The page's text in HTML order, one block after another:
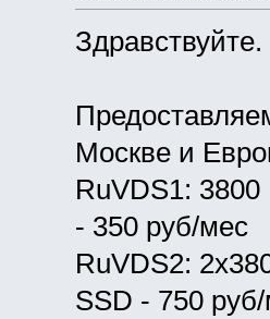
Здравствуйте.
Москве и
RuVDS1:
- 350 руб/мес
RuVDS2:
SSD - 750